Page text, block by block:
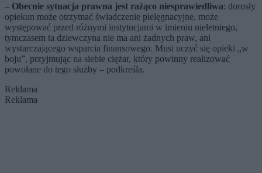
– Obecnie sytuacja prawna jest rażąco niesprawiedliwa: dorosły
opiekun może otrzymać świadczenie pielęgnacyjne, może
występować przed różnymi instytucjami w imieniu nieletniego,
tymczasem ta dziewczyna nie ma ani żadnych praw, ani
wystarczającego wsparcia finansowego. Musi uczyć się opieki „w
boju”, przyjmując na siebie ciężar, który powinny realizować
powołane do tego służby – podkreśla.
Reklama
Reklama